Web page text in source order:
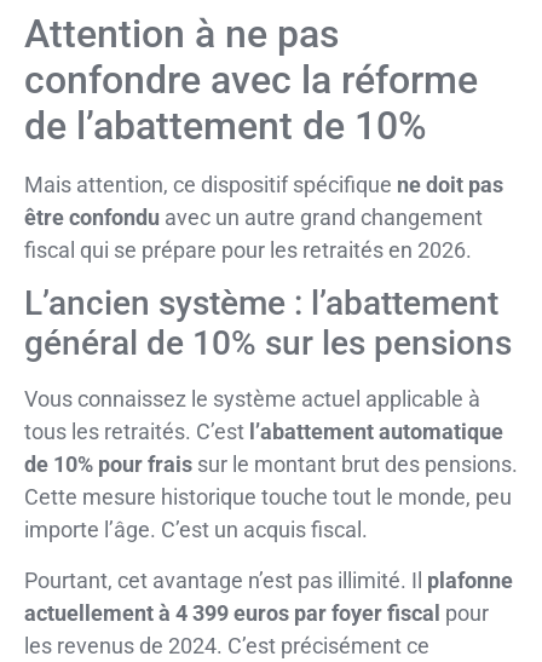
Attention à ne pas
confondre avec la réforme
de l’abattement de 10%
Mais attention, ce dispositif spécifique ne doit pas
être confondu avec un autre grand changement
fiscal qui se prépare pour les retraités en 2026.
L’ancien système : l’abattement
général de 10% sur les pensions
Vous connaissez le système actuel applicable à
tous les retraités. C’est l’abattement automatique
de 10% pour frais sur le montant brut des pensions.
Cette mesure historique touche tout le monde, peu
importe l’âge. C’est un acquis fiscal.
Pourtant, cet avantage n’est pas illimité. Il plafonne
actuellement à 4 399 euros par foyer fiscal pour
les revenus de 2024. C’est précisément ce